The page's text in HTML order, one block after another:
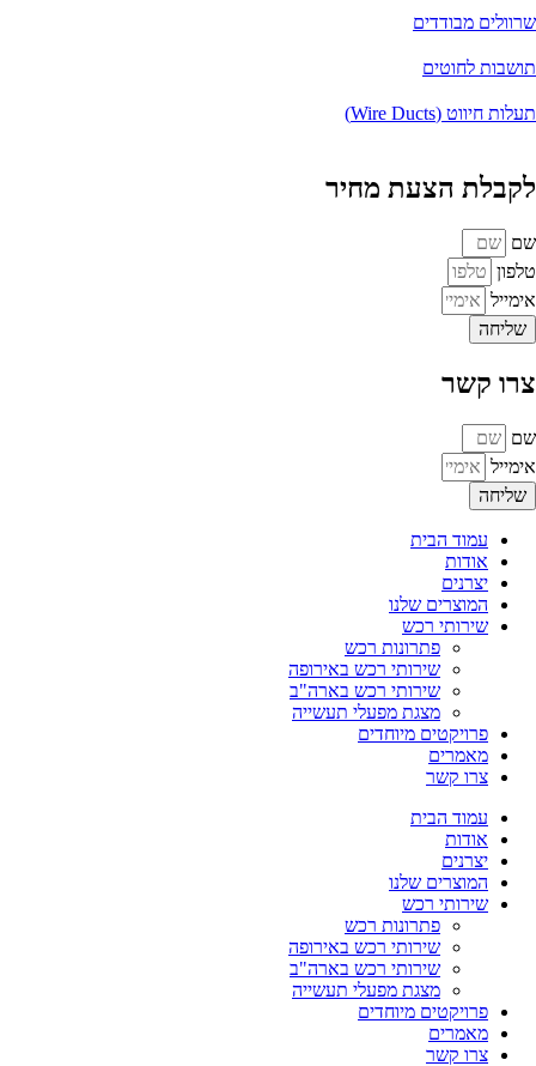
שרוולים מבודדים
תושבות לחוטים
תעלות חיווט (Wire Ducts)
לקבלת הצעת מחיר
שם
טלפון
אימייל
שליחה
צרו קשר
שם
אימייל
שליחה
עמוד הבית
אודות
יצרנים
המוצרים שלנו
שירותי רכש
פתרונות רכש
שירותי רכש באירופה
שירותי רכש בארה"ב
מצגת מפעלי תעשייה
פרויקטים מיוחדים
מאמרים
צרו קשר
עמוד הבית
אודות
יצרנים
המוצרים שלנו
שירותי רכש
פתרונות רכש
שירותי רכש באירופה
שירותי רכש בארה"ב
מצגת מפעלי תעשייה
פרויקטים מיוחדים
מאמרים
צרו קשר